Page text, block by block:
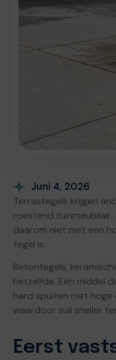
Juni 4, 2026
Terrastegels krijgen
roestend
daarom niet met een
tegel is.
Betontegels,
hetzelfde. Een middel
hard spuiten met hoge
waardoor vuil sneller
Eerst